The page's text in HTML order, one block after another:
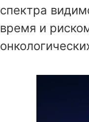
спектра
время и